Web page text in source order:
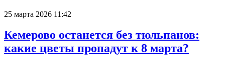
25 марта 2026 11:42
Кемерово останется без тюльпанов:
какие цветы пропадут к 8 марта?